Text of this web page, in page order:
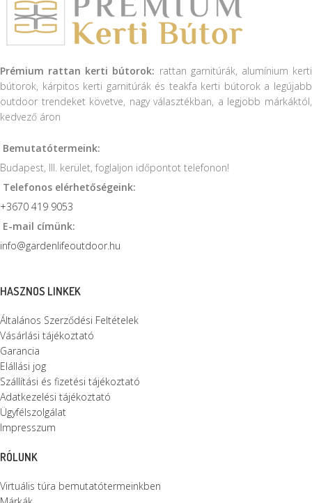
Prémium rattan kerti bútorok: rattan garnitúrák, alumínium kerti
bútorok, kárpitos kerti garnitúrák és teakfa kerti bútorok a legújabb
outdoor trendeket követve, nagy választékban, a legjobb márkáktól,
kedvező áron
Bemutatótermeink:
Budapest, III. kerület, foglaljon időpontot telefonon!
Telefonos elérhetőségeink:
+3670 419 9053
E-mail címünk:
info@gardenlifeoutdoor.hu
HASZNOS LINKEK
Általános Szerződési Feltételek
Vásárlási tájékoztató
Garancia
Elállási jog
Szállítási és fizetési tájékoztató
Adatkezelési tájékoztató
Ügyfélszolgálat
Impresszum
RÓLUNK
Virtuális túra bemutatótermeinkben